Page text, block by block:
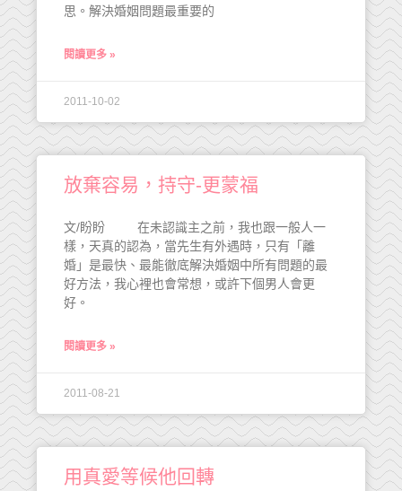
思。解決婚姻問題最重要的
閱讀更多 »
2011-10-02
放棄容易，持守-更蒙福
文/盼盼 在未認識主之前，我也跟一般人一
樣，天真的認為，當先生有外遇時，只有「離
婚」是最快、最能徹底解決婚姻中所有問題的最
好方法，我心裡也會常想，或許下個男人會更
好。
閱讀更多 »
2011-08-21
用真愛等候他回轉